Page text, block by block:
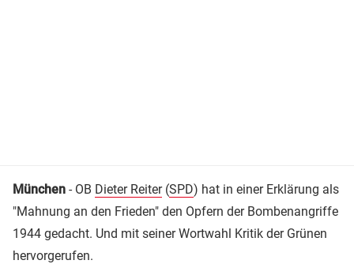
München - OB Dieter Reiter(SPD) hat in einer Erklärung als
"Mahnung an den Frieden" den Opfern der Bombenangriffe
1944 gedacht. Und mit seiner Wortwahl Kritik der Grünen
hervorgerufen.